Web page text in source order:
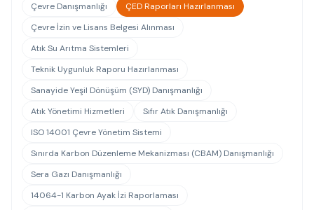
Çevre Danışmanlığı
ÇED Raporları Hazırlanması
Çevre İzin ve Lisans Belgesi Alınması
Atık Su Arıtma Sistemleri
Teknik Uygunluk Raporu Hazırlanması
Sanayide Yeşil Dönüşüm (SYD) Danışmanlığı
Atık Yönetimi Hizmetleri
Sıfır Atık Danışmanlığı
ISO 14001 Çevre Yönetim Sistemi
Sınırda Karbon Düzenleme Mekanizması (CBAM) Danışmanlığı
Sera Gazı Danışmanlığı
14064-1 Karbon Ayak İzi Raporlaması